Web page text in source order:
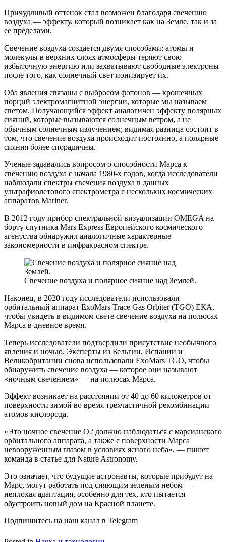
Причудливый оттенок стал возможен благодаря свечению
воздуха — эффекту, который возникает как на Земле, так и за
ее пределами.
Свечение воздуха создается двумя способами: атомы и
молекулы в верхних слоях атмосферы теряют свою
избыточную энергию или захватывают свободные электроны
после того, как солнечный свет ионизирует их.
Оба явления связаны с выбросом фотонов — крошечных
порций электромагнитной энергии, которые мы называем
светом. Получающийся эффект аналогичен эффекту полярных
сияний, которые вызываются солнечным ветром, а не
обычным солнечным излучением; видимая разница состоит в
том, что свечение воздуха происходит постоянно, а полярные
сияния более спорадичны.
Ученые задавались вопросом о способности Марса к
свечению воздуха с начала 1980-х годов, когда исследователи
наблюдали спектры свечения воздуха в данных
ультрафиолетового спектрометра с нескольких космических
аппаратов Mariner.
В 2012 году прибор спектральной визуализации OMEGA на
борту спутника Mars Express Европейского космического
агентства обнаружил аналогичные характерные
закономерности в инфракрасном спектре.
Свечение воздуха и полярное сияние над Землей.
Наконец, в 2020 году исследователи использовали
орбитальный аппарат ExoMars Trace Gas Orbiter (TGO) ЕКА,
чтобы увидеть в видимом свете свечение воздуха на полюсах
Марса в дневное время.
Теперь исследователи подтвердили присутствие необычного
явления и ночью. Эксперты из Бельгии, Испании и
Великобритании снова использовали ExoMars TGO, чтобы
обнаружить свечение воздуха — которое они называют
«ночным свечением» — на полюсах Марса.
Эффект возникает на расстоянии от 40 до 60 километров от
поверхности зимой во время трехчастичной рекомбинации
атомов кислорода.
«Это ночное свечение O2 должно наблюдаться с марсианского
орбитального аппарата, а также с поверхности Марса
невооруженным глазом в условиях ясного неба», — пишет
команда в статье для Nature Astronomy.
Это означает, что будущие астронавты, которые прибудут на
Марс, могут работать под сияющим зеленым небом —
неплохая адаптация, особенно для тех, кто пытается
обустроить новый дом на Красной планете.
Подпишитесь на наш канал в Telegram